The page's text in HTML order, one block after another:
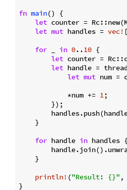
fn main() {
let counter =
let mut handles = vec!
for
in 0..10 {
let counter =
let handle =
let mut num =
            *num +=
1;
        });
    }
for handle in handles {
    }
println! ("Result: {}" ,